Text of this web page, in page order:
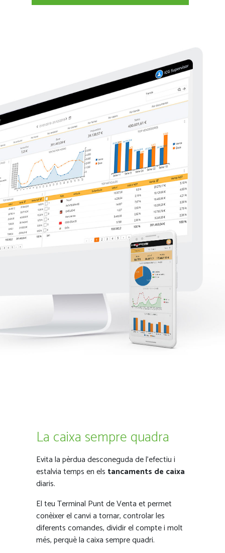
La caixa sempre quadra
Evita la pèrdua desconeguda de l’efectiu i
estalvia temps en els tancaments de caixa
diaris.
El teu Terminal Punt de Venta et permet
conèixer el canvi a tornar, controlar les
diferents comandes, dividir el compte i molt
més, perquè la caixa sempre quadri.